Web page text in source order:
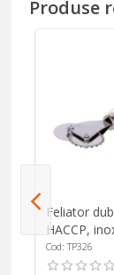
Produse
Feliator
HACCP,
Zokura
Cod: TP326